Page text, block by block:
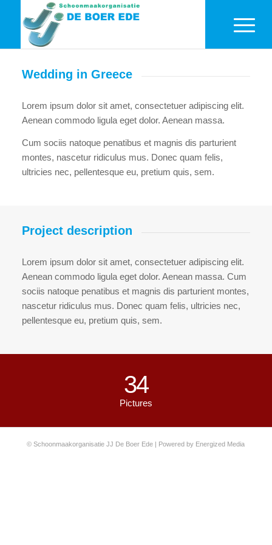
Wedding in Greece
Lorem ipsum dolor sit amet, consectetuer adipiscing elit.
Aenean commodo ligula eget dolor. Aenean massa.
Cum sociis natoque penatibus et magnis dis parturient
montes, nascetur ridiculus mus. Donec quam felis,
ultricies nec, pellentesque eu, pretium quis, sem.
Project description
Lorem ipsum dolor sit amet, consectetuer adipiscing elit.
Aenean commodo ligula eget dolor. Aenean massa. Cum
sociis natoque penatibus et magnis dis parturient montes,
nascetur ridiculus mus. Donec quam felis, ultricies nec,
pellentesque eu, pretium quis, sem.
34
Pictures
© Schoonmaakorganisatie JJ De Boer Ede | Powered by Energized Media